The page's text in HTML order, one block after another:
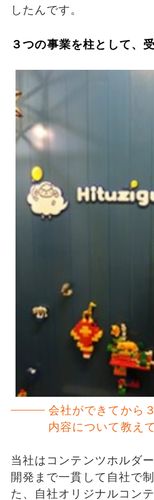
したんです。
３つの事業を柱として、
会社ができてから
内容について教え
当社はコンテンツホルダ
開発まで一貫して自社で
た、自社オリジナルコン